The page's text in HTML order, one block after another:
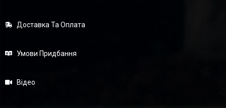
Доставка Та Оплата
Умови Придбання
Відео